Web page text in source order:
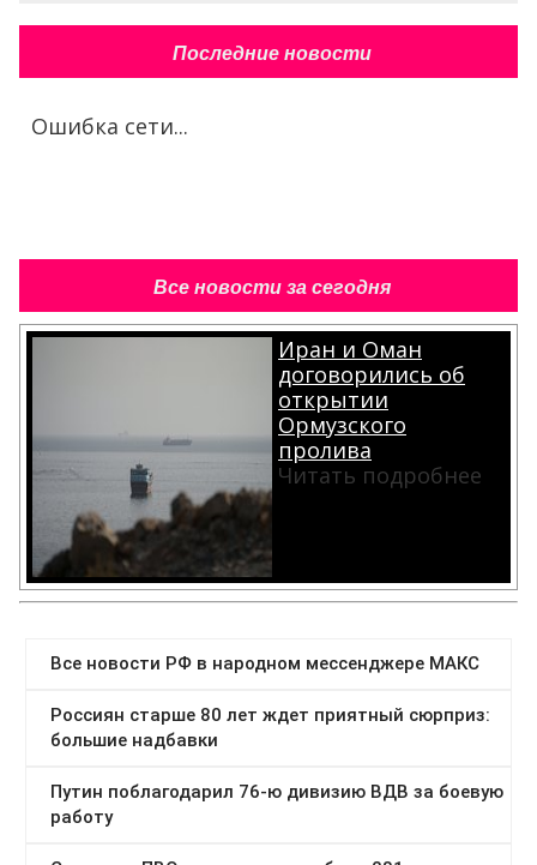
Последние новости
Ошибка сети...
Все новости за сегодня
Иран и Оман
договорились об
открытии
Ормузского
пролива
Читать подробнее